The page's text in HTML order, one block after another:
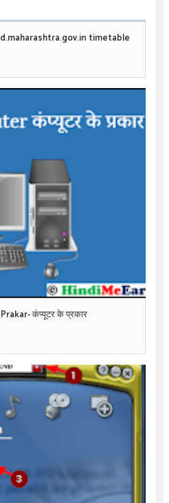
timetable
कंप्यूटर के प्रकार